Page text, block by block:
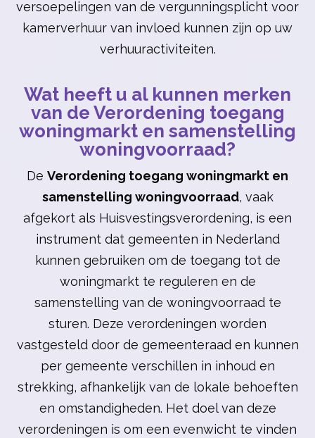
versoepelingen van de vergunningsplicht voor
kamerverhuur van invloed kunnen zijn op uw
verhuuractiviteiten.
Wat heeft u al kunnen merken
van de Verordening toegang
woningmarkt en samenstelling
woningvoorraad?
De Verordening toegang woningmarkt en
samenstelling woningvoorraad, vaak
afgekort als Huisvestingsverordening, is een
instrument dat gemeenten in Nederland
kunnen gebruiken om de toegang tot de
woningmarkt te reguleren en de
samenstelling van de woningvoorraad te
sturen. Deze verordeningen worden
vastgesteld door de gemeenteraad en kunnen
per gemeente verschillen in inhoud en
strekking, afhankelijk van de lokale behoeften
en omstandigheden. Het doel van deze
verordeningen is om een evenwicht te vinden